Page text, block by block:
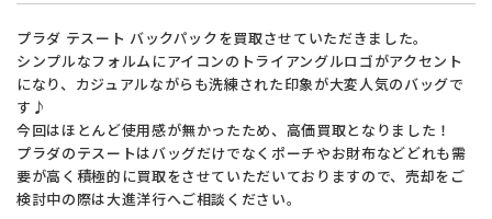
プラダ テスート バックパックを買取させていただきました。
シンプルなフォルムにアイコンのトライアングルロゴがアクセント
になり、カジュアルながらも洗練された印象が大変人気のバッグで
す♪
今回はほとんど使用感が無かったため、高価買取となりました！
プラダのテスートはバッグだけでなくポーチやお財布などどれも需
要が高く積極的に買取をさせていただいておりますので、売却をご
検討中の際は大進洋行へご相談ください。